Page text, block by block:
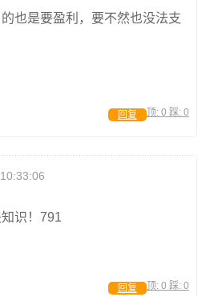
也是要盈利，要不然也没法支
顶: 0 踩: 0
回复
识！791
顶: 0 踩: 0
回复